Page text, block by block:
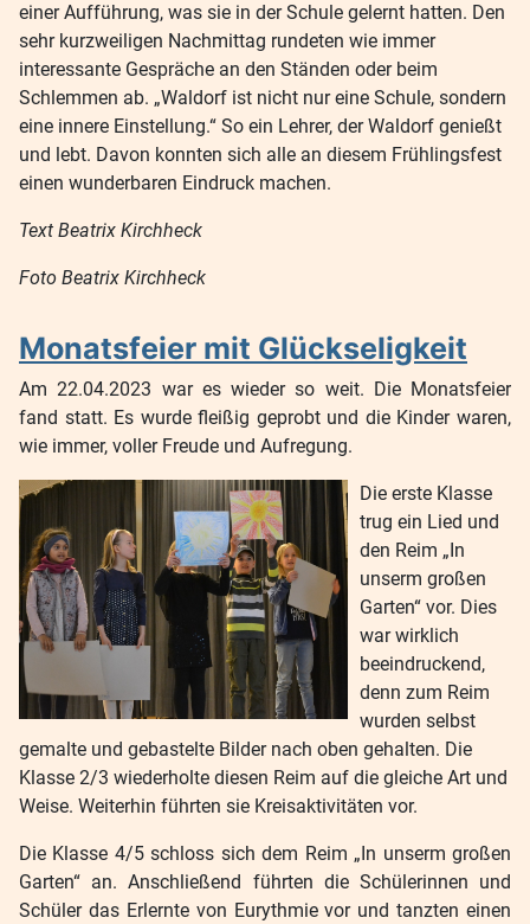
einer Aufführung, was sie in der Schule gelernt hatten. Den
sehr kurzweiligen Nachmittag rundeten wie immer
interessante Gespräche an den Ständen oder beim
Schlemmen ab. „Waldorf ist nicht nur eine Schule, sondern
eine innere Einstellung.“ So ein Lehrer, der Waldorf genießt
und lebt. Davon konnten sich alle an diesem Frühlingsfest
einen wunderbaren Eindruck machen.
Text Beatrix Kirchheck
Foto Beatrix Kirchheck
Monatsfeier mit Glückseligkeit
Am 22.04.2023 war es wieder so weit. Die Monatsfeier
fand statt. Es wurde fleißig geprobt und die Kinder waren,
wie immer, voller Freude und Aufregung.
Die erste Klasse
trug ein Lied und
den Reim „In
unserm großen
Garten“ vor. Dies
war wirklich
beeindruckend,
denn zum Reim
wurden selbst
gemalte und gebastelte Bilder nach oben gehalten. Die
Klasse 2/3 wiederholte diesen Reim auf die gleiche Art und
Weise. Weiterhin führten sie Kreisaktivitäten vor.
Die Klasse 4/5 schloss sich dem Reim „In unserm großen
Garten“ an. Anschließend führten die Schülerinnen und
Schüler das Erlernte von Eurythmie vor und tanzten einen